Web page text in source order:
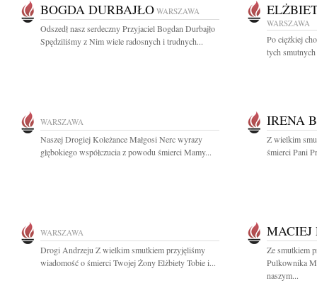
BOGDA DURBAJŁO WARSZAWA
Odszedł nasz serdeczny Przyjaciel Bogdan Durbajło
Spędziliśmy z Nim wiele radosnych i trudnych...
WARSZAWA
Po ciężkiej
tych
WARSZAWA
Naszej Drogiej Koleżance Małgosi Nerc wyrazy
głębokiego współczucia z powodu śmierci Mamy...
IRENA
Z wielkim
śmierci Pani
WARSZAWA
Drogi Andrzeju Z wielkim smutkiem przyjęliśmy
wiadomość o śmierci Twojej Żony Elżbiety Tobie i...
MACIEJ
Ze smutkiem
Pulkownika
naszym...